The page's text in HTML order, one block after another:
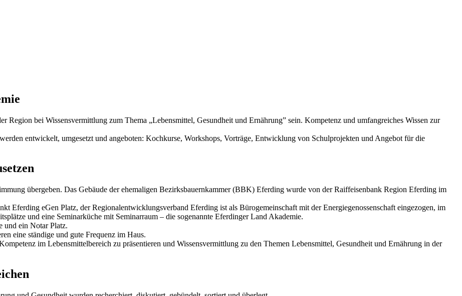
bei Wissensvermittlung zum Thema „Lebensmittel, Gesundheit und Ernährung” sein. Kompetenz und umfangreiches Wissen zur
entwickelt, umgesetzt und angeboten: Kochkurse, Workshops, Vorträge, Entwicklung von Schulprojekten und Angebot für die
übergeben. Das Gebäude der ehemaligen Bezirksbauernkammer (BBK) Eferding wurde von der Raiffeisenbank Region Eferding im
Eferding eGen Platz, der Regionalentwicklungsverband Eferding ist als Bürogemeinschaft mit der Energiegenossenschaft eingezogen, im
und eine Seminarküche mit Seminarraum – die sogenannte Eferdinger Land Akademie.
und ein Notar Platz.
eine ständige und gute Frequenz im Haus.
im Lebensmittelbereich zu präsentieren und Wissensvermittlung zu den Themen Lebensmittel, Gesundheit und Ernährung in der